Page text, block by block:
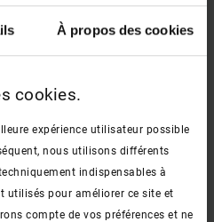
À propos des cookies
cookies.
expérience utilisateur possible
nous utilisons différents
indispensables à
utilisés pour améliorer ce site et
compte de vos préférences et ne